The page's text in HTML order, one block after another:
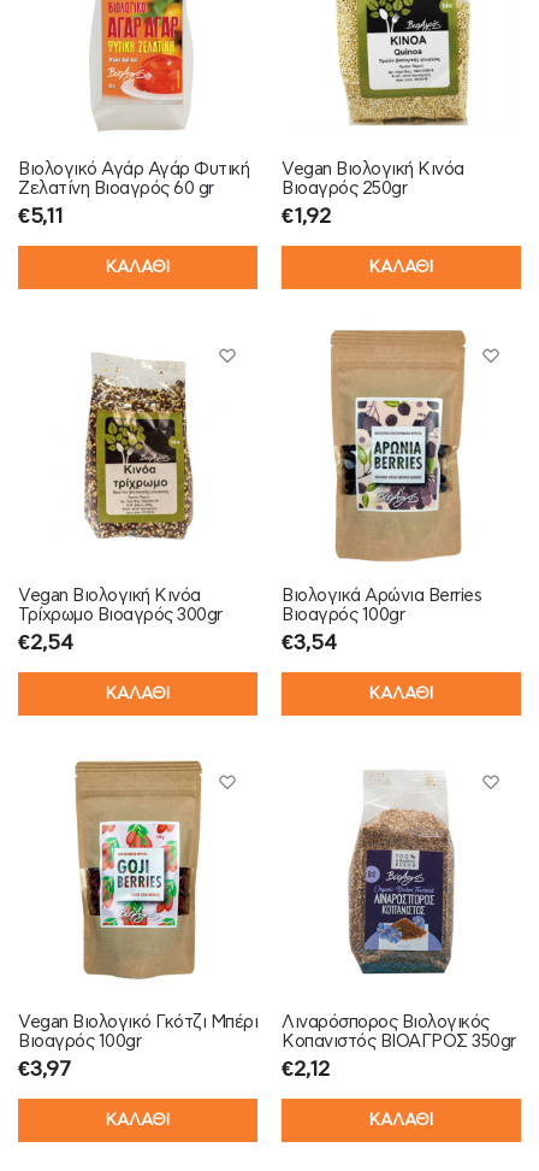
Βιολογικό Αγάρ Αγάρ Φυτική
Ζελατίνη Βιοαγρός 60 gr
€5,11
ΚΑΛΑΘΙ
Vegan Βιολογική Κινόα
Βιοαγρός 250gr
€1,92
ΚΑΛΑΘΙ
Vegan Βιολογική Κινόα
Τρίχρωμο Βιοαγρός 300gr
€2,54
ΚΑΛΑΘΙ
Βιολογικά Αρώνια Berries
Βιοαγρός 100gr
€3,54
ΚΑΛΑΘΙ
Vegan Βιολογικό Γκότζι Μπέρι
Βιοαγρός 100gr
€3,97
ΚΑΛΑΘΙ
Λιναρόσπορος Βιολογικός
Κοπανιστός ΒΙΟΑΓΡΟΣ 350gr
€2,12
ΚΑΛΑΘΙ